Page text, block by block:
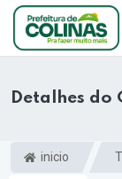
Detalhes do
inicio